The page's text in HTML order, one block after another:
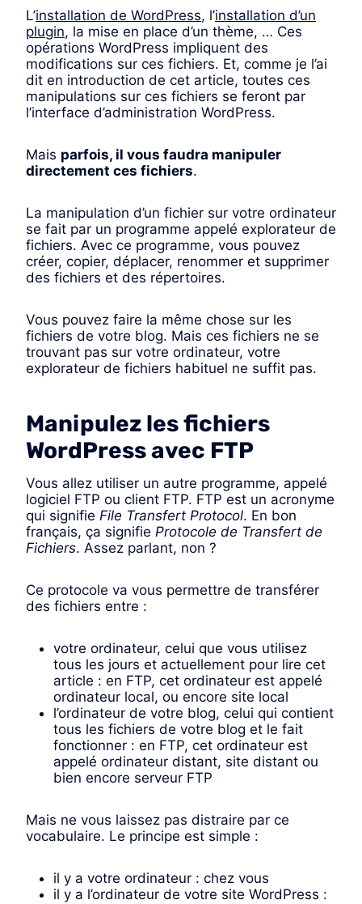
L’installation de WordPress, l’installation d’un
plugin, la mise en place d’un thème, … Ces
opérations WordPress impliquent des
modifications sur ces fichiers. Et, comme je l’ai
dit en introduction de cet article, toutes ces
manipulations sur ces fichiers se feront par
l’interface d’administration WordPress.
Mais parfois, il vous faudra manipuler
directement ces fichiers.
La manipulation d’un fichier sur votre ordinateur
se fait par un programme appelé explorateur de
fichiers. Avec ce programme, vous pouvez
créer, copier, déplacer, renommer et supprimer
des fichiers et des répertoires.
Vous pouvez faire la même chose sur les
fichiers de votre blog. Mais ces fichiers ne se
trouvant pas sur votre ordinateur, votre
explorateur de fichiers habituel ne suffit pas.
Manipulez les fichiers
WordPress avec FTP
Vous allez utiliser un autre programme, appelé
logiciel FTP ou client FTP. FTP est un acronyme
qui signifie File Transfert Protocol. En bon
français, ça signifie Protocole de Transfert de
Fichiers. Assez parlant, non ?
Ce protocole va vous permettre de transférer
des fichiers entre :
votre ordinateur, celui que vous utilisez
tous les jours et actuellement pour lire cet
article : en FTP, cet ordinateur est appelé
ordinateur local, ou encore site local
l’ordinateur de votre blog, celui qui contient
tous les fichiers de votre blog et le fait
fonctionner : en FTP, cet ordinateur est
appelé ordinateur distant, site distant ou
bien encore serveur FTP
Mais ne vous laissez pas distraire par ce
vocabulaire. Le principe est simple :
il y a votre ordinateur : chez vous
il y a l’ordinateur de votre site WordPress :